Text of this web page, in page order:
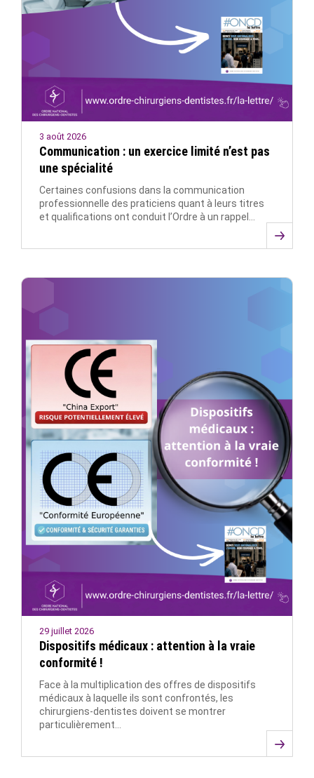
3 août 2026
Communication : un exercice limité n’est pas
une spécialité
Certaines confusions dans la communication
professionnelle des praticiens quant à leurs titres
et qualifications ont conduit l’Ordre à un rappel…
29 juillet 2026
Dispositifs médicaux : attention à la vraie
conformité !
Face à la multiplication des offres de dispositifs
médicaux à laquelle ils sont confrontés, les
chirurgiens-dentistes doivent se montrer
particulièrement…